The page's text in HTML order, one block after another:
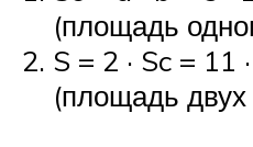
(площадь
S = 2 · Sc = 11
(площадь двух